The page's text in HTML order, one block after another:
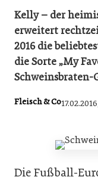
Kelly – der
erweitert
2016 die
die Sorte „My
Schweinsbraten-
Fleisch & Co
Die Fußball-